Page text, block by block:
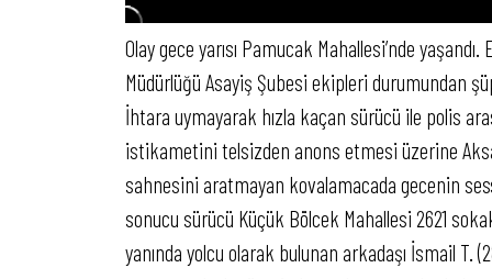
Olay gece yarısı Pamucak Mahallesi’nde
Müdürlüğü Asayiş Şubesi ekipleri durumundan
İhtara uymayarak hızla kaçan sürücü ile polis
istikametini telsizden anons etmesi üzerine
sahnesini aratmayan kovalamacada gecenin
sonucu sürücü Küçük Bölcek Mahallesi 2621
yanında yolcu olarak bulunan arkadaşı İsmail T.